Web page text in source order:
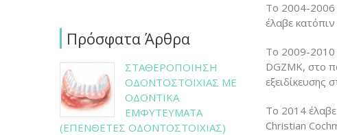
Πρόσφατα Άρθρα
ΣΤΑΘΕΡΟΠΟΊΗΣΗ
ΟΔΟΝΤΟΣΤΟΙΧΊΑΣ ΜΕ
ΟΔΟΝΤΙΚΆ
ΕΜΦΥΤΕΎΜΑΤΑ
(ΕΠΈΝΘΕΤΕΣ ΟΔΟΝΤΟΣΤΟΙΧΊΑΣ)
Το 2004-2006
έλαβε
Το 2009-2010
DGZMK, στο
εξειδίκευσης
To 2014
Christian